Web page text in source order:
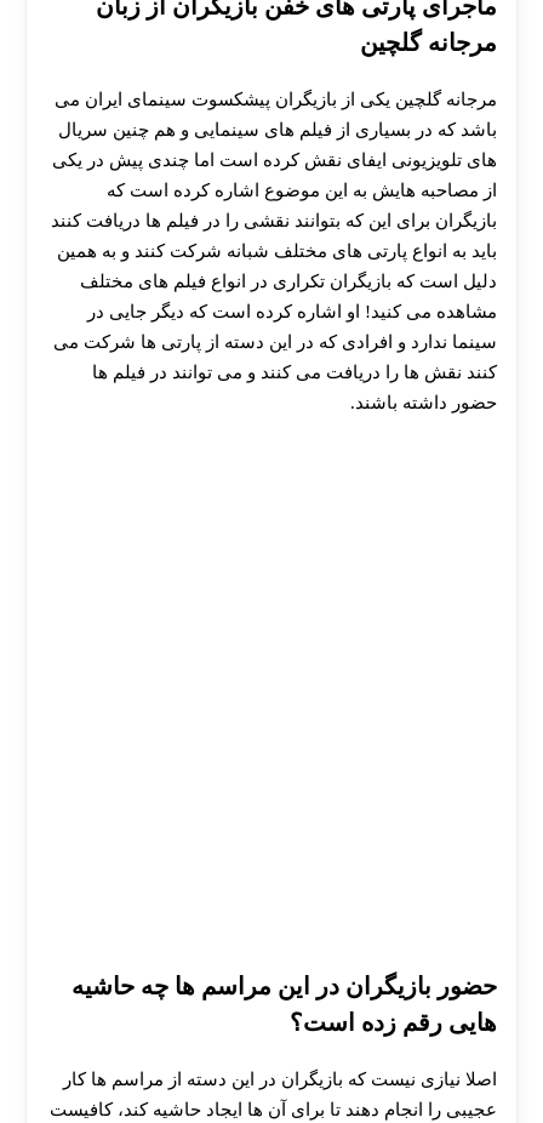
30 تا 50 درصد شارژ هدیه بیشتر فقط با ثبت نام در
هات بت
ماجرای پارتی های خفن بازیگران از زبان
مرجانه گلچین
مرجانه گلچین یکی از بازیگران پیشکسوت سینمای ایران می
باشد که در بسیاری از فیلم های سینمایی و هم چنین سریال
های تلویزیونی ایفای نقش کرده است اما چندی پیش در یکی
از مصاحبه هایش به این موضوع اشاره کرده است که
بازیگران برای این که بتوانند نقشی را در فیلم ها دریافت کنند
باید به انواع پارتی های مختلف شبانه شرکت کنند و به همین
دلیل است که بازیگران تکراری در انواع فیلم های مختلف
مشاهده می کنید! او اشاره کرده است که دیگر جایی در
سینما ندارد و افرادی که در این دسته از پارتی ها شرکت می
کنند نقش ها را دریافت می کنند و می توانند در فیلم ها
حضور داشته باشند.
حضور بازیگران در این مراسم ها چه حاشیه
هایی رقم زده است؟
اصلا نیازی نیست که بازیگران در این دسته از مراسم ها کار
عجیبی را انجام دهند تا برای آن ها ایجاد حاشیه کند، کافیست